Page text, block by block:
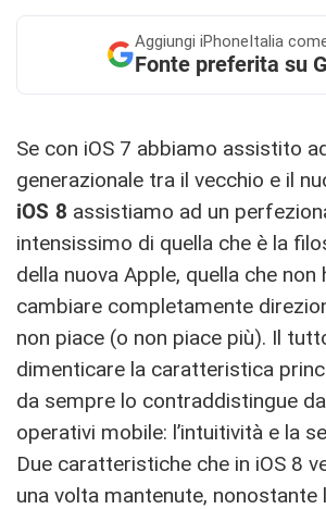
Aggiungi iPhoneItalia
Fonte preferita su
Se con iOS 7 abbiamo assistito
generazionale tra il vecchio e il
iOS 8 assistiamo ad un
intensissimo di quella che è la
della nuova Apple, quella che non
cambiare completamente
non piace (o non piace più). Il
dimenticare la caratteristica
da sempre lo contraddistingue
operativi mobile: l’intuitività e la
Due caratteristiche che in iOS 8
una volta mantenute, nonostante